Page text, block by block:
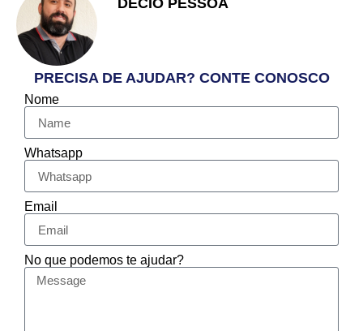
PRECISA DE AJUDAR? CONTE CONOSCO
Nome
Whatsapp
Email
No que podemos te ajudar?